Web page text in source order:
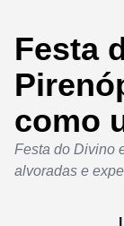
Festa
como
Festa do Divino
alvoradas e